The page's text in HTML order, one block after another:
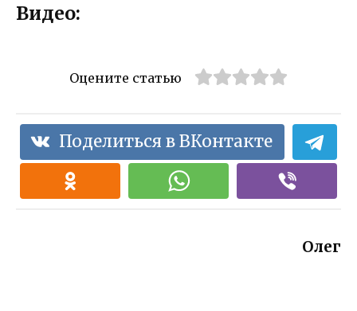
Видео:
Оцените статью
Поделиться в ВКонтакте
Олег